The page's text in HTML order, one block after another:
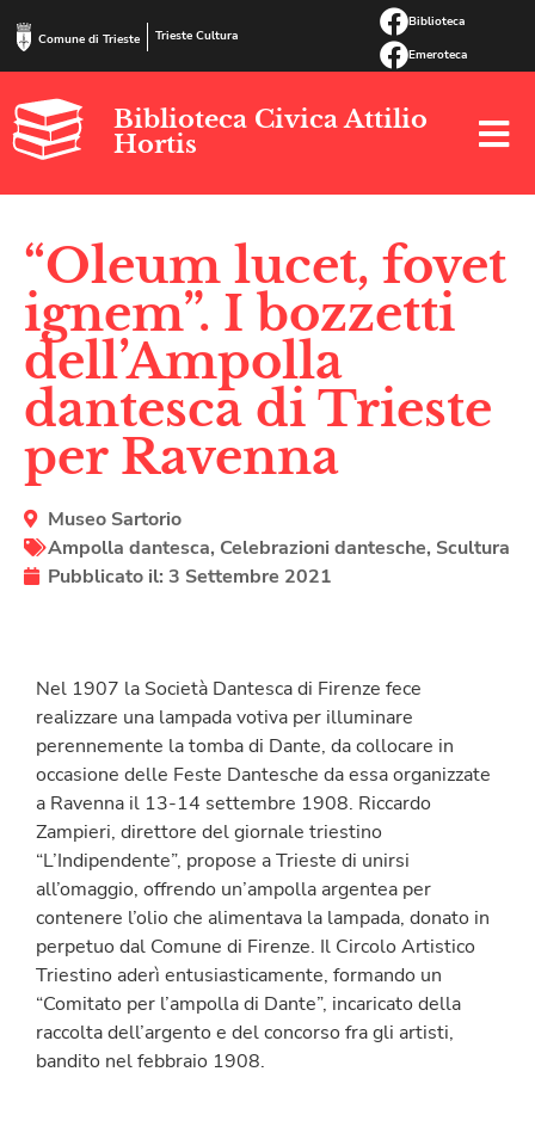
Comune di Trieste Trieste Cultura
Biblioteca
Emeroteca
Biblioteca Civica Attilio
Hortis
“Oleum lucet, fovet
ignem”. I bozzetti
dell’Ampolla
dantesca di Trieste
per Ravenna
Museo Sartorio
Ampolla dantesca, Celebrazioni dantesche, Scultura
Pubblicato il: 3 Settembre 2021
Nel 1907 la Società Dantesca di Firenze fece
realizzare una lampada votiva per illuminare
perennemente la tomba di Dante, da collocare in
occasione delle Feste Dantesche da essa organizzate
a Ravenna il 13-14 settembre 1908. Riccardo
Zampieri, direttore del giornale triestino
“L’Indipendente”, propose a Trieste di unirsi
all’omaggio, offrendo un’ampolla argentea per
contenere l’olio che alimentava la lampada, donato in
perpetuo dal Comune di Firenze. Il Circolo Artistico
Triestino aderì entusiasticamente, formando un
“Comitato per l’ampolla di Dante”, incaricato della
raccolta dell’argento e del concorso fra gli artisti,
bandito nel febbraio 1908.